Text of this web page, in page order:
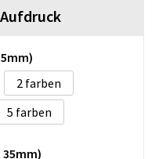
2
5